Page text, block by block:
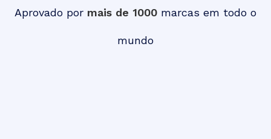
Aprovado por mais de 1000 marcas em todo o
mundo